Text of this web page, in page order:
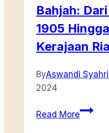
Bahjah:
1905
Kerajaan
ByAswandi Syahri
2024
Read More